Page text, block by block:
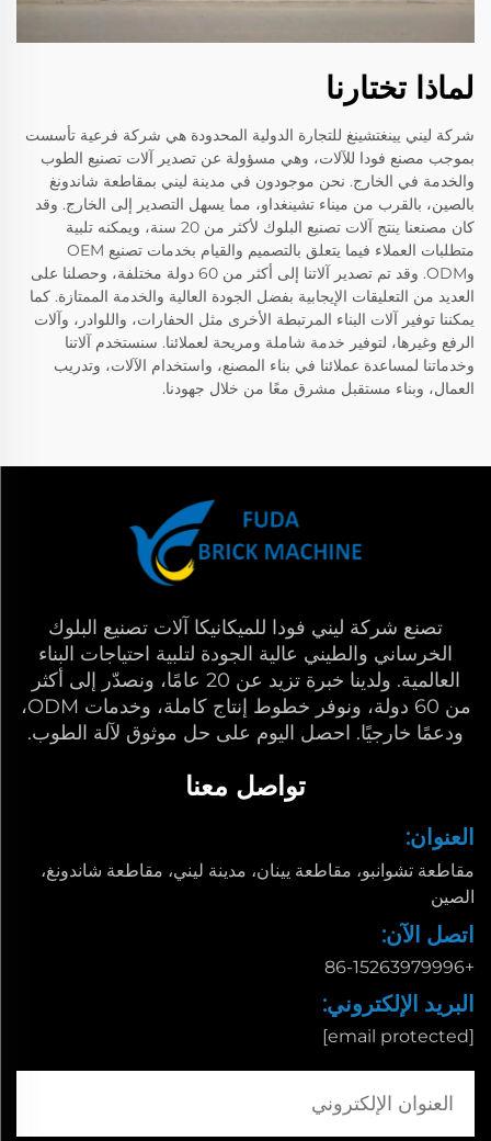
لماذا تختارنا
شركة ليني يينغتشينغ للتجارة الدولية المحدودة هي شركة فرعية تأسست
بموجب مصنع فودا للآلات، وهي مسؤولة عن تصدير آلات تصنيع الطوب
والخدمة في الخارج. نحن موجودون في مدينة ليني بمقاطعة شاندونغ
بالصين، بالقرب من ميناء تشينغداو، مما يسهل التصدير إلى الخارج. وقد
كان مصنعنا ينتج آلات تصنيع البلوك لأكثر من 20 سنة، ويمكنه تلبية
متطلبات العملاء فيما يتعلق بالتصميم والقيام بخدمات تصنيع OEM
وODM. وقد تم تصدير آلاتنا إلى أكثر من 60 دولة مختلفة، وحصلنا على
العديد من التعليقات الإيجابية بفضل الجودة العالية والخدمة الممتازة. كما
يمكننا توفير آلات البناء المرتبطة الأخرى مثل الحفارات، واللوادر، وآلات
الرفع وغيرها، لتوفير خدمة شاملة ومريحة لعملائنا. سنستخدم آلاتنا
وخدماتنا لمساعدة عملائنا في بناء المصنع، واستخدام الآلات، وتدريب
العمال، وبناء مستقبل مشرق معًا من خلال جهودنا.
تصنع شركة ليني فودا للميكانيكا آلات تصنيع البلوك
الخرساني والطيني عالية الجودة لتلبية احتياجات البناء
العالمية. ولدينا خبرة تزيد عن 20 عامًا، ونصدّر إلى أكثر
من 60 دولة، ونوفر خطوط إنتاج كاملة، وخدمات ODM،
ودعمًا خارجيًا. احصل اليوم على حل موثوق لآلة الطوب.
تواصل معنا
العنوان:
مقاطعة تشوانبو، مقاطعة يينان، مدينة ليني، مقاطعة شاندونغ،
الصين
اتصل الآن:
+86-15263979996
البريد الإلكتروني:
[email protected]